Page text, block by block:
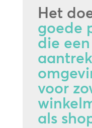
Het
goede
die
voor
als